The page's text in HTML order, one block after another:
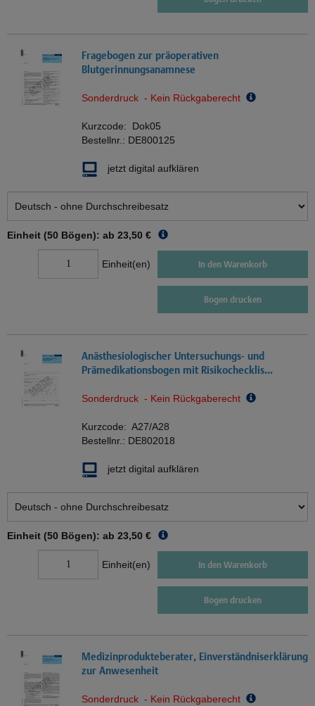
Fragebogen zur präoperativen
Blutgerinnungsanamnese
Sonderdruck - Kein Rückgaberecht
Kurzcode: Dok05
Bestellnr.: DE800125
jetzt digital aufklären
Einheit (50 Bögen): ab 23,50 €
Einheit(en) In den Warenkorb
Bogen drucken
Anästhesiologischer Untersuchungs- und
Prämedikationsbogen mit Risikochecklis...
Sonderdruck - Kein Rückgaberecht
Kurzcode: A27/A28
Bestellnr.: DE802018
jetzt digital aufklären
Einheit (50 Bögen): ab 23,50 €
Einheit(en) In den Warenkorb
Bogen drucken
Medizinprodukteberater, Einverständniserklärung
zur Anwesenheit
Sonderdruck - Kein Rückgaberecht